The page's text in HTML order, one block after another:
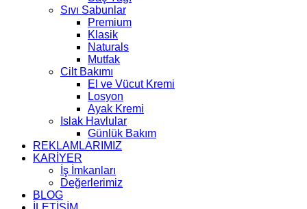
Sıvı Sabunlar
Premium
Klasik
Naturals
Mutfak
Cilt Bakımı
El ve Vücut Kremi
Losyon
Ayak Kremi
Islak Havlular
Günlük Bakım
REKLAMLARIMIZ
KARİYER
İş İmkanları
Değerlerimiz
BLOG